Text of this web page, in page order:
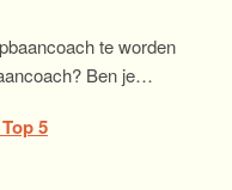
te worden
Ben je…
5